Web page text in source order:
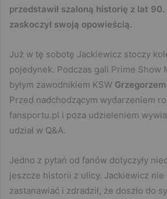
przedstawił szaloną historię z lat
zaskoczył swoją opowieścią.
Już w tę sobotę Jackiewicz stoczy
pojedynek. Podczas gali Prime Show
byłym zawodnikiem KSW
Przed nadchodzącym wydarzeniem
fansportu.pl i poza udzieleniem
udział w Q&A.
Jedno z pytań od fanów dotyczyły
jeszcze historii z ulicy. Jackiewicz nie
zastanawiać i zdradził, że doszło do